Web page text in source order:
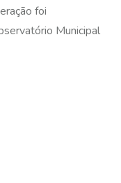
foi
Municipal